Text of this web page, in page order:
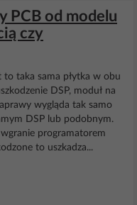
PCB od modelu
czy
to taka sama płytka w obu
DSP, moduł na
wygląda tak samo
DSP lub podobnym.
programatorem
to uszkadza...